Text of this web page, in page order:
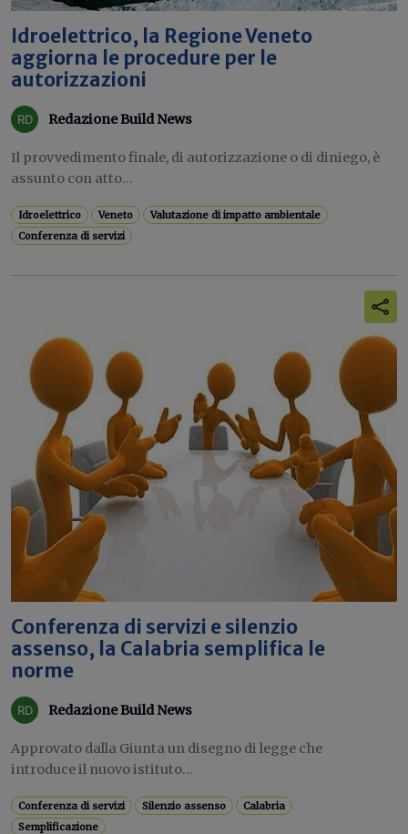
Idroelettrico, la Regione Veneto
aggiorna le procedure per le
autorizzazioni
Redazione Build News
Il provvedimento finale, di autorizzazione o di diniego, è
assunto con atto...
Idroelettrico Veneto
Valutazione di impatto ambientale
Conferenza di servizi
Conferenza di servizi e silenzio
assenso, la Calabria semplifica le
norme
Redazione Build News
Approvato dalla Giunta un disegno di legge che
introduce il nuovo istituto...
Conferenza di servizi Silenzio assenso
Calabria
Semplificazione